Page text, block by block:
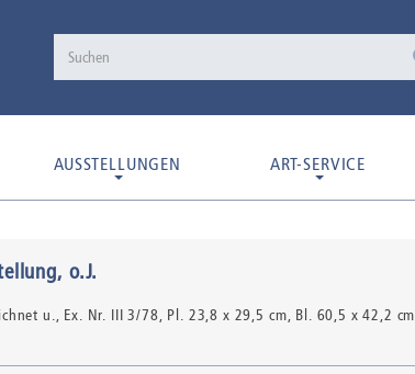
AUSSTELLUNGEN ART-SERVICE
, o.J.
u., Ex. Nr. III 3/78, Pl. 23,8 x 29,5 cm, Bl. 60,5 x 42,2 cm